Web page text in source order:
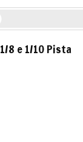
8 e 1/10 Pista